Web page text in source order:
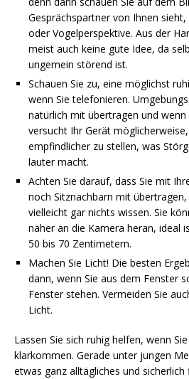
Gesprächspartner von Ihnen
oder Vogelperspektive. Aus der
meist auch keine gute Idee, da
ungemein störend ist.
Schauen Sie zu, eine möglichst
wenn Sie telefonieren.
natürlich mit übertragen und
versucht Ihr Gerät
empfindlicher zu stellen, was
lauter macht.
Achten Sie darauf, dass Sie mit
noch Sitznachbarn mit
vielleicht gar nichts wissen. Sie
näher an die Kamera heran, ideal
50 bis 70 Zentimetern.
Machen Sie Licht! Die besten
dann, wenn Sie aus dem Fenster
Fenster stehen. Vermeiden Sie
Licht.
Lassen Sie sich ruhig helfen, wenn
klarkommen. Gerade unter jungen
etwas ganz alltägliches und